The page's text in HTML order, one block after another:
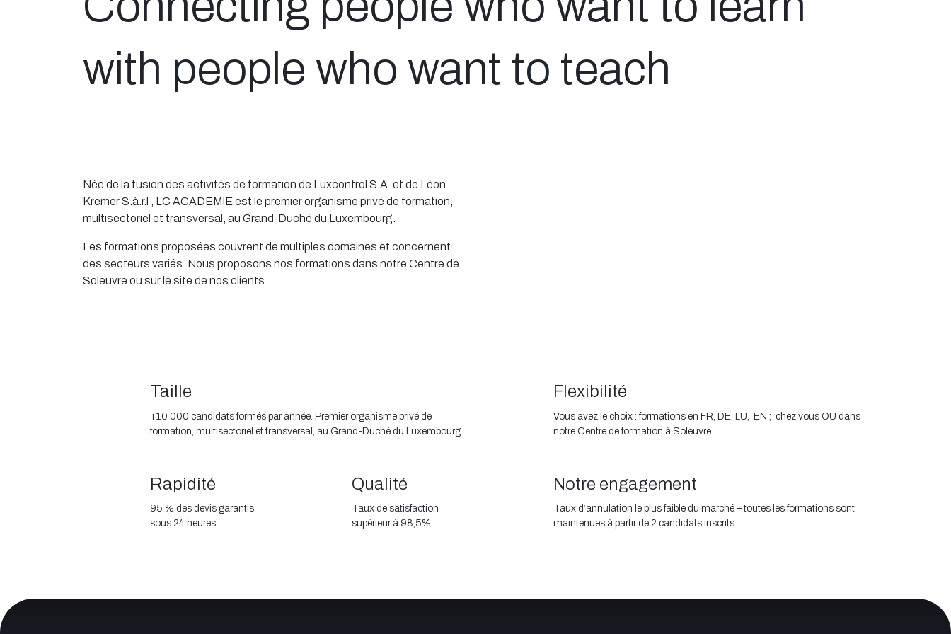
with people who want to teach
Née de la fusion des activités de formation de Luxcontrol S.A. et de Léon
Kremer S.à.r.l , LC ACADEMIE est le premier organisme privé de formation,
multisectoriel et transversal, au Grand-Duché du Luxembourg.
Les formations proposées couvrent de multiples domaines et concernent
des secteurs variés. Nous proposons nos formations dans notre Centre de
Soleuvre ou sur le site de nos clients.
Taille
+10 000 candidats formés par année. Premier organisme privé de
formation, multisectoriel et transversal, au Grand-Duché du Luxembourg.
Rapidité
95 % des devis garantis
sous 24 heures.
Qualité
Taux de satisfaction
supérieur à 98,5%.
Flexibilité
Vous avez le choix : formations en FR, DE, LU, EN ; chez vous OU dans
notre Centre de formation à Soleuvre.
Notre engagement
Taux d’annulation le plus faible du marché – toutes les formations sont
maintenues à partir de 2 candidats inscrits.